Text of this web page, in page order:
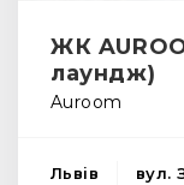
ЖК
лаундж)
Auroom
Львів вул.